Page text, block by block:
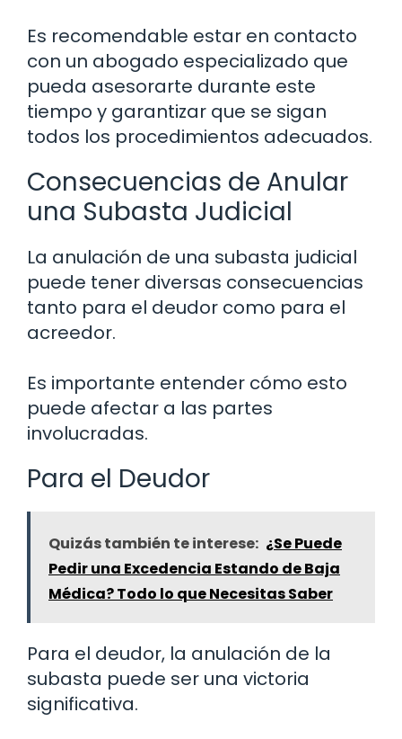
Es recomendable estar en contacto
con un abogado especializado que
pueda asesorarte durante este
tiempo y garantizar que se sigan
todos los procedimientos adecuados.
Consecuencias de Anular
una Subasta Judicial
La anulación de una subasta judicial
puede tener diversas consecuencias
tanto para el deudor como para el
acreedor.
Es importante entender cómo esto
puede afectar a las partes
involucradas.
Para el Deudor
Quizás también te interese: ¿Se Puede
Pedir una Excedencia Estando de Baja
Médica? Todo lo que Necesitas Saber
Para el deudor, la anulación de la
subasta puede ser una victoria
significativa.